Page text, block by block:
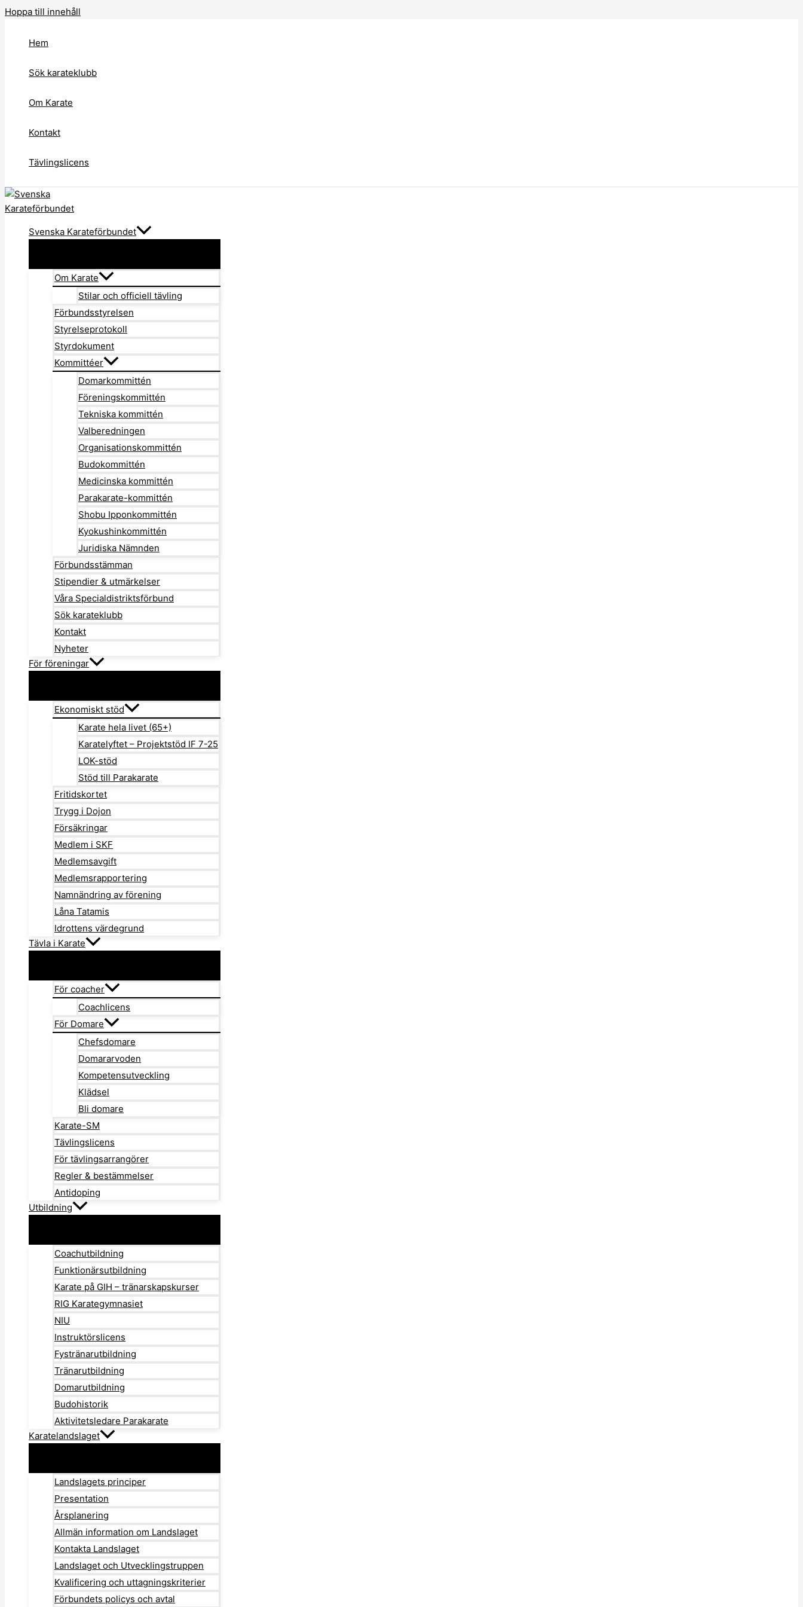
Hoppa till innehåll
Hem
Sök karateklubb
Om Karate
Kontakt
Tävlingslicens
Svenska Karateförbundet
Om Karate
Stilar och officiell tävling
Förbundsstyrelsen
Styrelseprotokoll
Styrdokument
Kommittéer
Domarkommittén
Föreningskommittén
Tekniska kommittén
Valberedningen
Organisationskommittén
Budokommittén
Medicinska kommittén
Parakarate-kommittén
Shobu Ipponkommittén
Kyokushinkommittén
Juridiska Nämnden
Förbundsstämman
Stipendier & utmärkelser
Våra Specialdistriktsförbund
Sök karateklubb
Kontakt
Nyheter
För föreningar
Ekonomiskt stöd
Karate hela livet (65+)
Karatelyftet – Projektstöd IF 7-25
LOK-stöd
Stöd till Parakarate
Fritidskortet
Trygg i Dojon
Försäkringar
Medlem i SKF
Medlemsavgift
Medlemsrapportering
Namnändring av förening
Låna Tatamis
Idrottens värdegrund
Tävla i Karate
För coacher
Coachlicens
För Domare
Chefsdomare
Domararvoden
Kompetensutveckling
Klädsel
Bli domare
Karate-SM
Tävlingslicens
För tävlingsarrangörer
Regler & bestämmelser
Antidoping
Utbildning
Coachutbildning
Funktionärsutbildning
Karate på GIH – tränarskapskurser
RIG Karategymnasiet
NIU
Instruktörslicens
Fystränarutbildning
Tränarutbildning
Domarutbildning
Budohistorik
Aktivitetsledare Parakarate
Karatelandslaget
Landslagets principer
Presentation
Årsplanering
Allmän information om Landslaget
Kontakta Landslaget
Landslaget och Utvecklingstruppen
Kvalificering och uttagningskriterier
Förbundets policys och avtal